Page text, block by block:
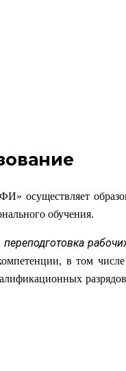
обучения.
в том